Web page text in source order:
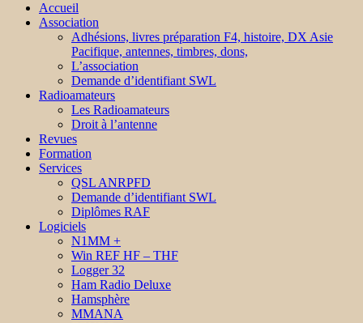
Accueil
Association
Adhésions, livres préparation F4, histoire, DX Asie
Pacifique, antennes, timbres, dons,
L’association
Demande d’identifiant SWL
Radioamateurs
Les Radioamateurs
Droit à l’antenne
Revues
Formation
Services
QSL ANRPFD
Demande d’identifiant SWL
Diplômes RAF
Logiciels
N1MM +
Win REF HF – THF
Logger 32
Ham Radio Deluxe
Hamsphère
MMANA